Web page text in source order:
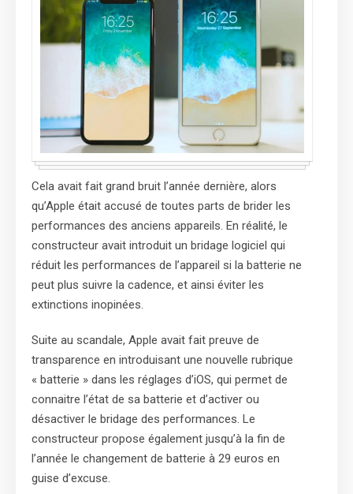
Cela avait fait grand bruit l’année dernière, alors
qu’Apple était accusé de toutes parts de brider les
performances des anciens appareils. En réalité, le
constructeur avait introduit un bridage logiciel qui
réduit les performances de l’appareil si la batterie ne
peut plus suivre la cadence, et ainsi éviter les
extinctions inopinées.
Suite au scandale, Apple avait fait preuve de
transparence en introduisant une nouvelle rubrique
« batterie » dans les réglages d’iOS, qui permet de
connaitre l’état de sa batterie et d’activer ou
désactiver le bridage des performances. Le
constructeur propose également jusqu’à la fin de
l’année le changement de batterie à 29 euros en
guise d’excuse.